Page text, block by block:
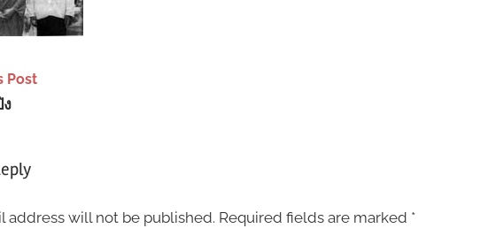
Post
address will not be published. Required fields are marked *